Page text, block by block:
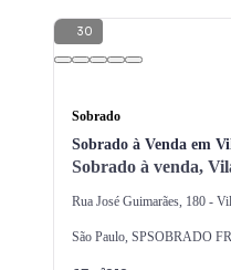
30
Sobrado
Sobrado à Venda em
Sobrado à venda,
Rua José Guimarães, 180 -
São Paulo, SPSOBRADO FRONTAL , SENDO 2 DORMITORIOS,